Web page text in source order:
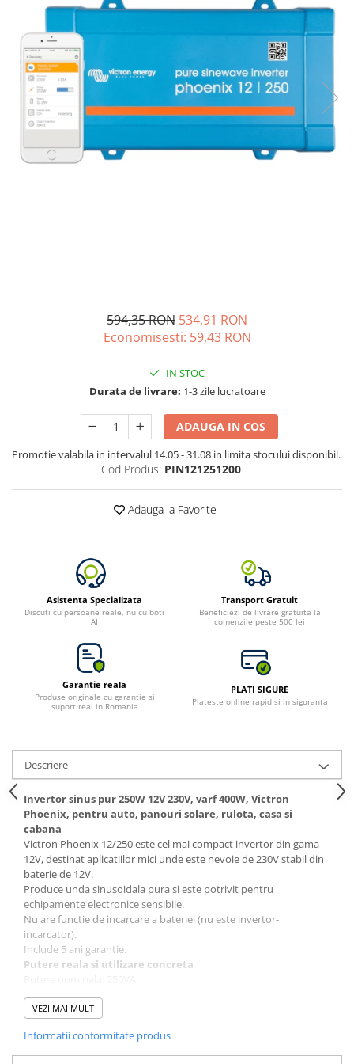
Acumulatori de stocare
Componente sisteme de balcon
594,35 RON 534,91 RON
Economisesti: 59,43 RON
IN STOC
Durata de livrare: 1-3 zile lucratoare
ADAUGA IN COS
Promotie valabila in intervalul 14.05 - 31.08 in limita stocului disponibil.
Cod Produs: PIN121251200
Adauga la Favorite
Asistenta Specializata
Discuti cu persoane reale, nu cu boti
AI
Transport Gratuit
Beneficiezi de livrare gratuita la
comenzile peste 500 lei
Garantie reala
Produse originale cu garantie si
suport real in Romania
PLATI SIGURE
Plateste online rapid si in siguranta
Descriere
Invertor sinus pur 250W 12V 230V, varf 400W, Victron
Phoenix, pentru auto, panouri solare, rulota, casa si
cabana
Victron Phoenix 12/250 este cel mai compact invertor din gama
12V, destinat aplicatiilor mici unde este nevoie de 230V stabil din
baterie de 12V.
Produce unda sinusoidala pura si este potrivit pentru
echipamente electronice sensibile.
Nu are functie de incarcare a bateriei (nu este invertor-
incarcator).
Include 5 ani garantie.
Putere reala si utilizare concreta
Putere continua reala: aproximativ 200W
Putere de varf: aproximativ 400W
reala sustinuta este in jur de 200W.
Ce poti alimenta concret:
VEZI MAI MULT
Informatii conformitate produs